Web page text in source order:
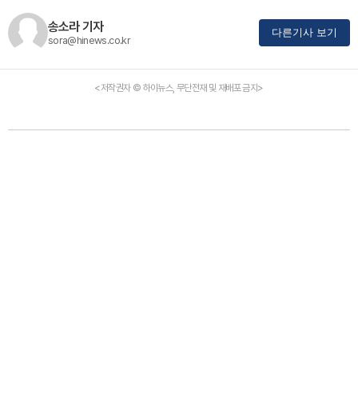
송소라 기자
sora@hinews.co.kr
다른기사 보기
<저작권자 © 하이뉴스, 무단전재 및 재배포 금지>